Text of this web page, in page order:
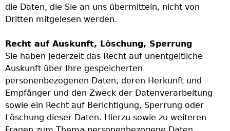
die Daten, die Sie an uns übermitteln, nicht von
Dritten mitgelesen werden.
Recht auf Auskunft, Löschung, Sperrung
Sie haben jederzeit das Recht auf unentgeltliche
Auskunft über Ihre gespeicherten
personenbezogenen Daten, deren Herkunft und
Empfänger und den Zweck der Datenverarbeitung
sowie ein Recht auf Berichtigung, Sperrung oder
Löschung dieser Daten. Hierzu sowie zu weiteren